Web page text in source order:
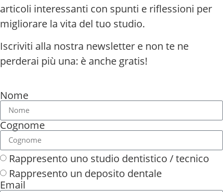
articoli interessanti con spunti e riflessioni per
migliorare la vita del tuo studio.
Iscriviti alla nostra newsletter e non te ne
perderai più una: è anche gratis!
Nome
Cognome
Rappresento uno studio dentistico / tecnico
Rappresento un deposito dentale
Email